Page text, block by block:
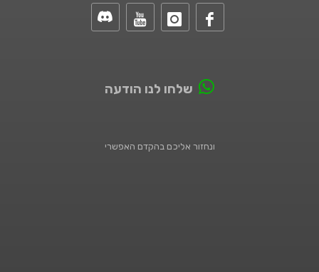
שלחו לנו הודעה
ונחזור אליכם בהקדם האפשרי